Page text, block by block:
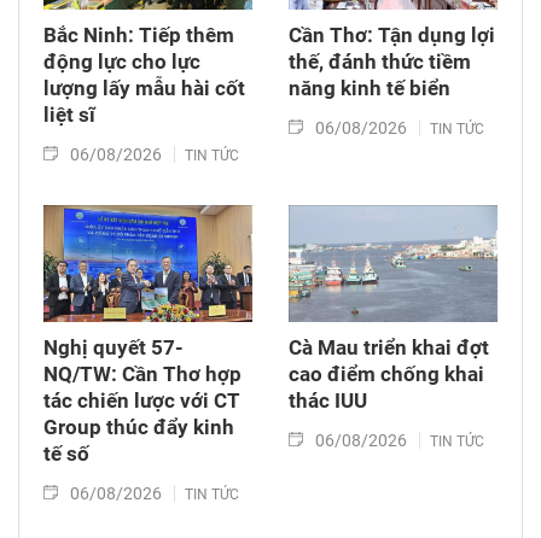
Bắc Ninh: Tiếp thêm
động lực cho lực
lượng lấy mẫu hài cốt
liệt sĩ
06/08/2026 TIN TỨC
Cần Thơ: Tận dụng lợi
thế, đánh thức tiềm
năng kinh tế biển
06/08/2026 TIN TỨC
Nghị quyết 57-
NQ/TW: Cần Thơ hợp
tác chiến lược với CT
Group thúc đẩy kinh
tế số
06/08/2026 TIN TỨC
Cà Mau triển khai đợt
cao điểm chống khai
thác IUU
06/08/2026 TIN TỨC